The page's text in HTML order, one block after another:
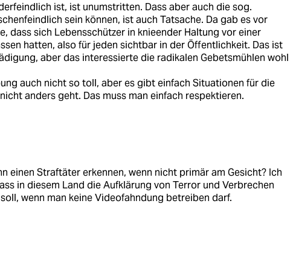
ist, ist unumstritten. Dass aber auch die sog.
sein können, ist auch Tatsache. Da gab es vor
dass sich Lebensschützer in knieender Haltung vor einer
hatten, also für jeden sichtbar in der Öffentlichkeit. Das ist
aber das interessierte die radikalen Gebetsmühlen wohl
auch nicht so toll, aber es gibt einfach Situationen für die
anders geht. Das muss man einfach respektieren.
einen Straftäter erkennen, wenn nicht primär am Gesicht? Ich
in diesem Land die Aufklärung von Terror und Verbrechen
wenn man keine Videofahndung betreiben darf.